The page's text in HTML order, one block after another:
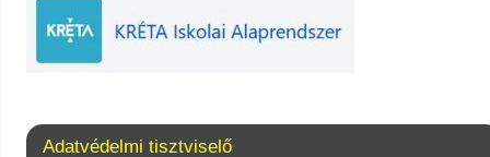
Adatvédelmi tisztviselő